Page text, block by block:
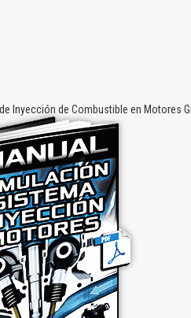
Inyección de Combustible en Motores